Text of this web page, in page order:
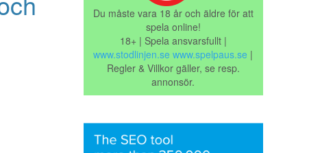
Du måste vara 18 år och äldre för att
spela online!
18+ | Spela ansvarsfullt |
www.stodlinjen.se www.spelpaus.se |
Regler & Villkor gäller, se resp.
annonsör.